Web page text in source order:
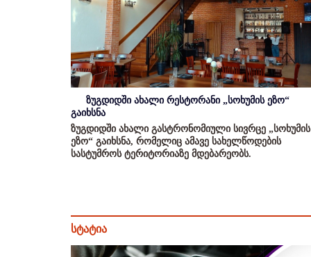
ზუგდიდში ახალი რესტორანი „სოხუმის ეზო“
გაიხსნა
ზუგდიდში ახალი გასტრონომიული სივრცე „სოხუმის
ეზო“ გაიხსნა, რომელიც ამავე სახელწოდების
სასტუმროს ტერიტორიაზე მდებარეობს.
სტატია